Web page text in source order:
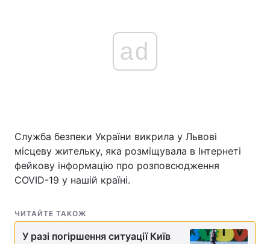
ad
Служба безпеки України викрила у Львові
місцеву жительку, яка розміщувала в Інтернеті
фейкову інформацію про розповсюдження
COVID-19 у нашій країні.
ЧИТАЙТЕ ТАКОЖ
У разі погіршення ситуації Київ